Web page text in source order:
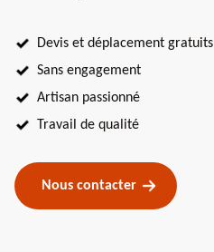
Devis et déplacement gratuits
Sans engagement
Artisan passionné
Travail de qualité
Nous contacter